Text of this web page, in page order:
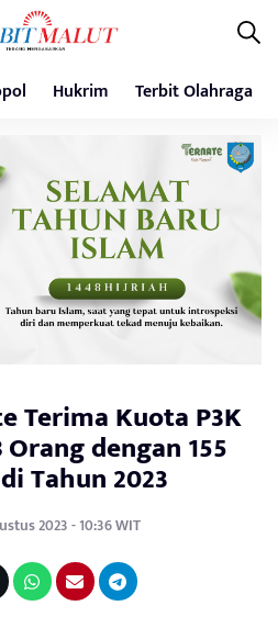
Hukrim Terbit Olahraga
Terima Kuota P3K
dengan 155
Tahun 2023
2023 - 10:36 WIT